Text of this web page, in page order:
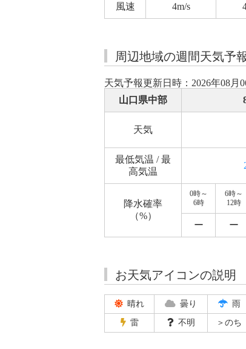
風速 4m/s
周辺地域の週間天気予
天気予報更新日時：2026年08月
山口県中部
天気
最低気温 / 最
高気温
降水確率
（%）
0時～
6時
6時～
12時
ー
ー
お天気アイコンの説明
晴れ 曇り 雨
雷 不明 ＞のち